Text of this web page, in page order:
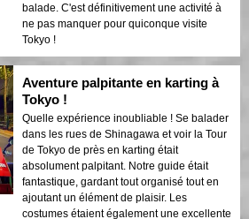
balade. C'est définitivement une activité à
ne pas manquer pour quiconque visite
Tokyo !
Aventure palpitante en karting à
Tokyo !
Quelle expérience inoubliable ! Se balader
dans les rues de Shinagawa et voir la Tour
de Tokyo de près en karting était
absolument palpitant. Notre guide était
fantastique, gardant tout organisé tout en
ajoutant un élément de plaisir. Les
costumes étaient également une excellente